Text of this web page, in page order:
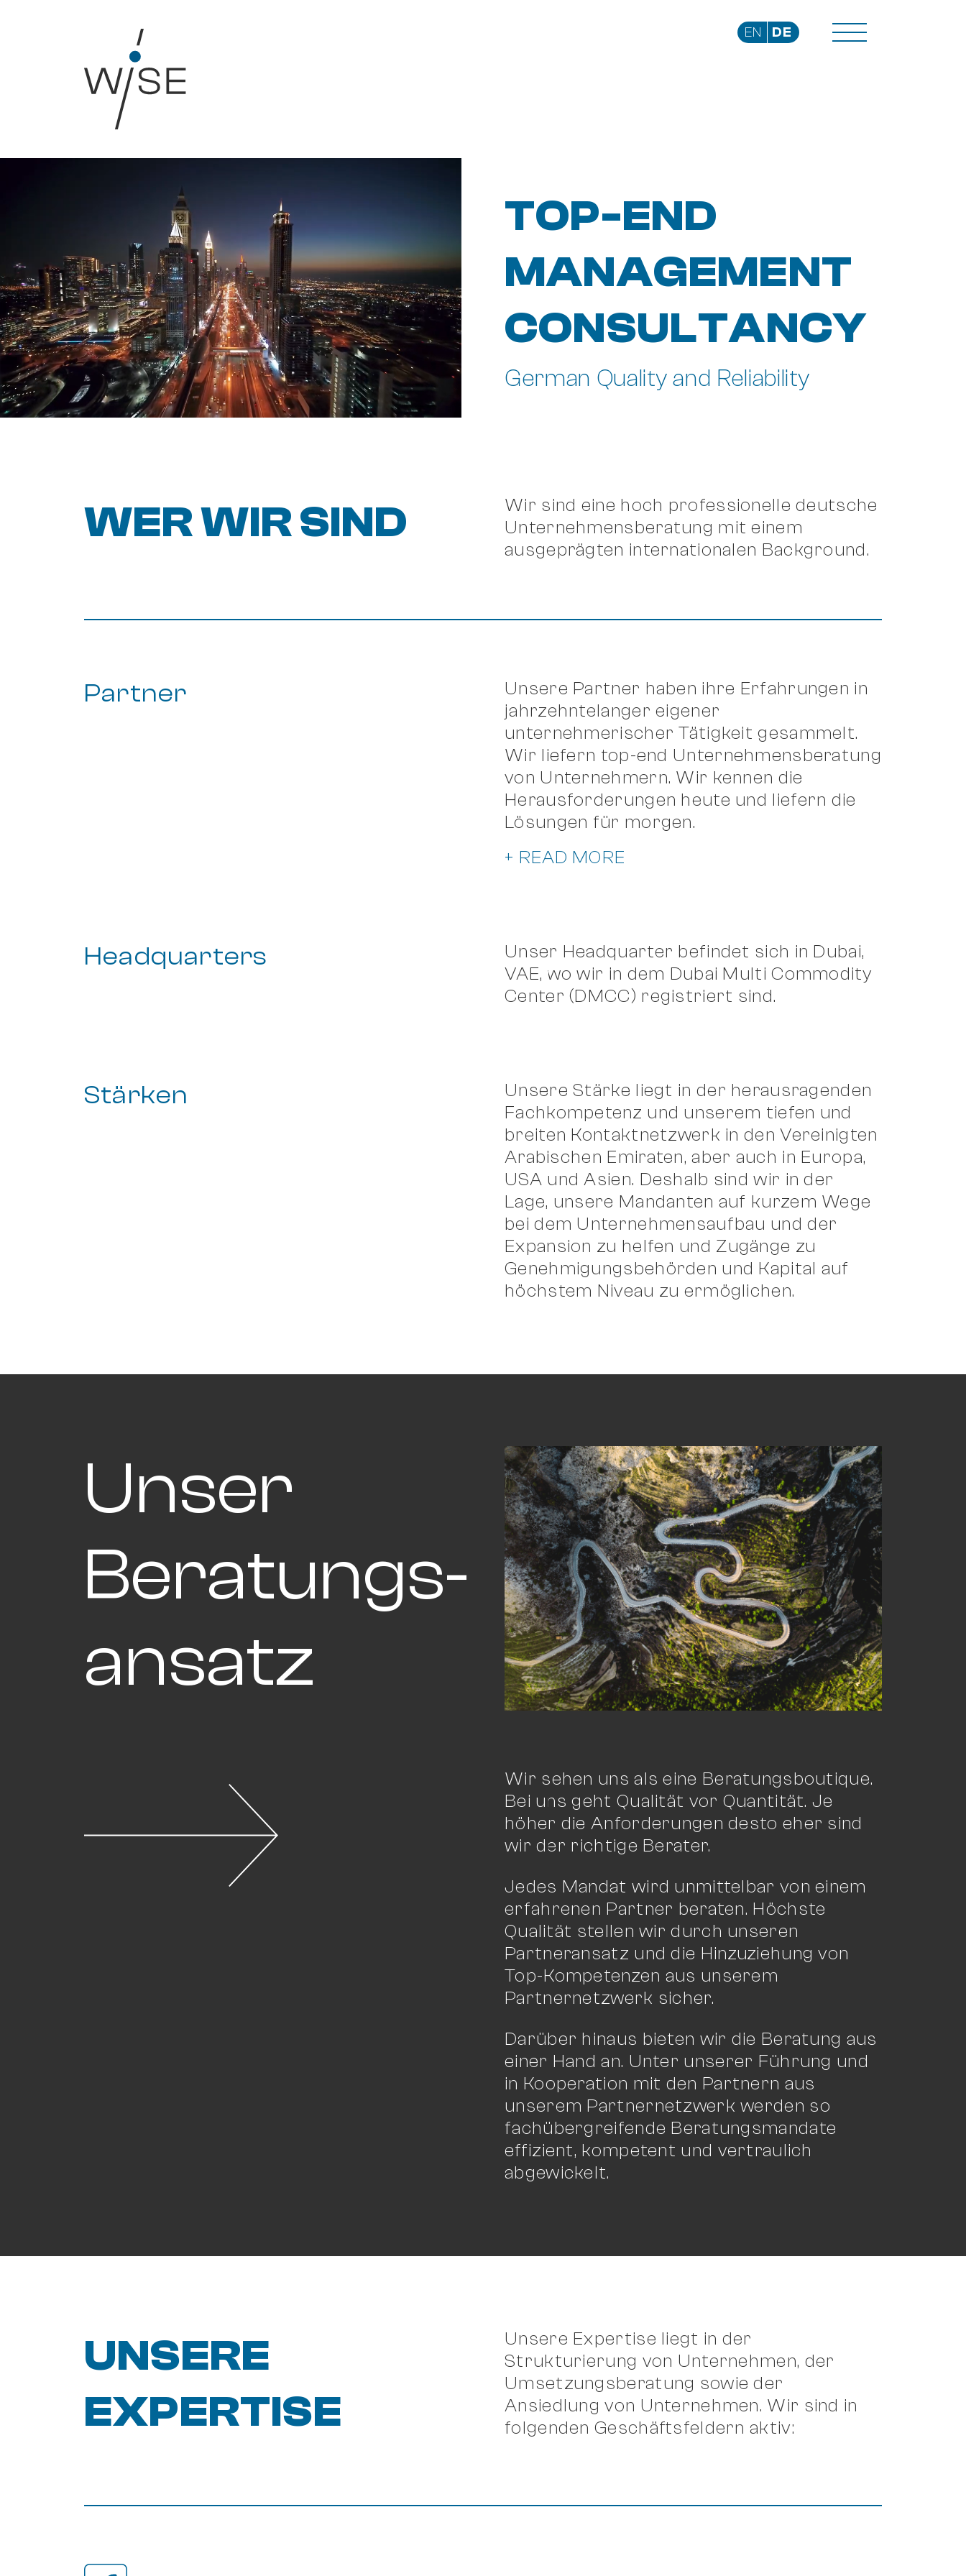
EN DE
TOP-END
MANAGEMENT
CONSULTANCY
German Quality and Reliability
WER WIR SIND
Wir sind eine hoch professionelle deutsche
Unternehmensberatung mit einem
ausgeprägten internationalen Background.
Partner
Unsere Partner haben ihre Erfahrungen in
jahrzehntelanger eigener
unternehmerischer Tätigkeit gesammelt.
Wir liefern top-end Unternehmensberatung
von Unternehmern. Wir kennen die
Herausforderungen heute und liefern die
Lösungen für morgen.
+ READ MORE
Headquarters
Unser Headquarter befindet sich in Dubai,
VAE, wo wir in dem Dubai Multi Commodity
Center (DMCC) registriert sind.
Stärken
Unsere Stärke liegt in der herausragenden
Fachkompetenz und unserem tiefen und
breiten Kontaktnetzwerk in den Vereinigten
Arabischen Emiraten, aber auch in Europa,
USA und Asien. Deshalb sind wir in der
Lage, unsere Mandanten auf kurzem Wege
bei dem Unternehmensaufbau und der
Expansion zu helfen und Zugänge zu
Genehmigungsbehörden und Kapital auf
höchstem Niveau zu ermöglichen.
Unser
Beratungs­
ansatz
Wir sehen uns als eine Beratungsboutique.
Bei uns geht Qualität vor Quantität. Je
höher die Anforderungen desto eher sind
wir der richtige Berater.
Jedes Mandat wird unmittelbar von einem
erfahrenen Partner beraten. Höchste
Qualität stellen wir durch unseren
Partneransatz und die Hinzuziehung von
Top-Kompetenzen aus unserem
Partnernetzwerk sicher.
Darüber hinaus bieten wir die Beratung aus
einer Hand an. Unter unserer Führung und
in Kooperation mit den Partnern aus
unserem Partnernetzwerk werden so
fachübergreifende Beratungsmandate
effizient, kompetent und vertraulich
abgewickelt.
UNSERE
EXPERTISE
Unsere Expertise liegt in der
Strukturierung von Unternehmen, der
Umsetzungsberatung sowie der
Ansiedlung von Unternehmen. Wir sind in
folgenden Geschäftsfeldern aktiv: